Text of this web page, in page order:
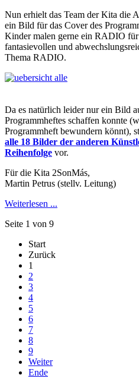
Nun erhielt das Team der Kita die
ein Bild für das Cover des
Kinder malen gerne ein RADIO
fantasievollen und
Thema RADIO.
Da es natürlich leider nur ein Bild
Programmheftes schaffen konnte
Programmheft bewundern könnt),
alle 18 Bilder der anderen
Reihenfolge vor.
Für die Kita 2SonMás,
Martin Petrus (stellv. Leitung)
Weiterlesen ...
Seite 1 von 9
Start
Zurück
1
2
3
4
5
6
7
8
9
Weiter
Ende